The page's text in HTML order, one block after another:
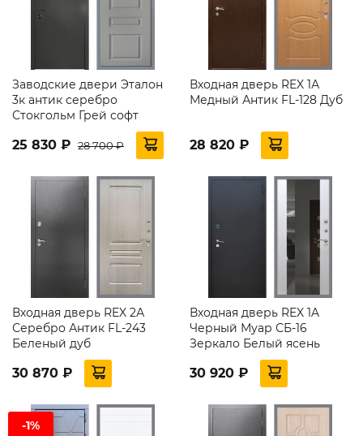
Заводские двери Эталон
3к антик серебро
Стокгольм Грей софт
25 830 ₽ 28 700 ₽
Входная дверь REX 1А
Медный Антик FL-128 Дуб
28 820 ₽
Входная дверь REX 2А
Серебро Антик FL-243
Беленый дуб
30 870 ₽
Входная дверь REX 1A
Черный Муар СБ-16
Зеркало Белый ясень
30 920 ₽
-1%